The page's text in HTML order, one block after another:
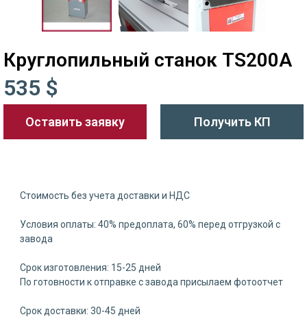
Круглопильный станок TS200A
535 $
Оставить заявку Получить КП
Стоимость без учета доставки и НДС
Условия оплаты: 40% предоплата, 60% перед отгрузкой с
завода
Срок изготовления: 15-25 дней
По готовности к отправке с завода присылаем фотоотчет
Срок доставки: 30-45 дней